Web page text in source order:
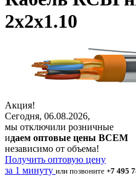
2х2х1.10
Акция!
Сегодня, 06.08.2026,
мы отключили розничные
идаем оптовые цены ВСЕМ
независимо от объема!
Получить оптовую цену
за 1 минуту или позвоните +7 495